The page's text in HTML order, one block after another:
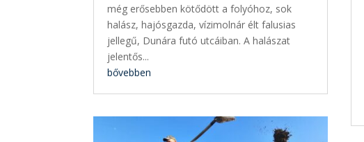
még erősebben kötődött a folyóhoz, sok
halász, hajósgazda, vízimolnár élt falusias
jellegű, Dunára futó utcáiban. A halászat
jelentős...
bővebben